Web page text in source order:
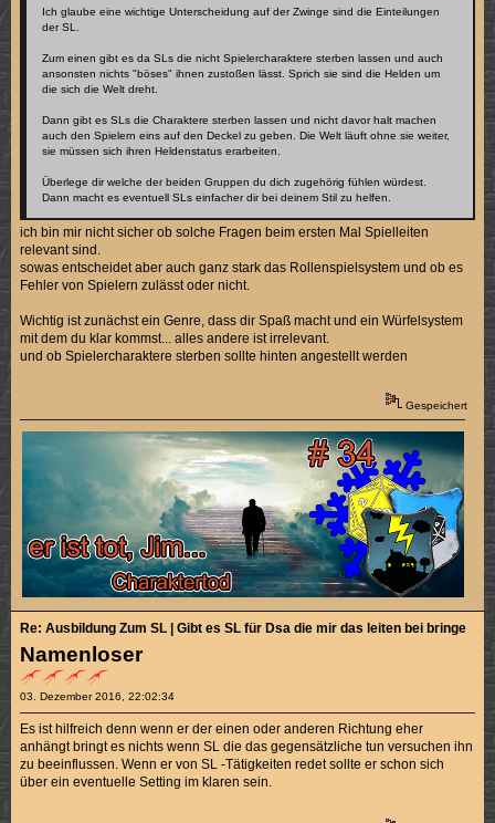
Ich glaube eine wichtige Unterscheidung auf der Zwinge sind die Einteilungen
der SL.
Zum einen gibt es da SLs die nicht Spielercharaktere sterben lassen und auch
ansonsten nichts "böses" ihnen zustoßen lässt. Sprich sie sind die Helden um
die sich die Welt dreht.
Dann gibt es SLs die Charaktere sterben lassen und nicht davor halt machen
auch den Spielern eins auf den Deckel zu geben. Die Welt läuft ohne sie weiter,
sie müssen sich ihren Heldenstatus erarbeiten.
Überlege dir welche der beiden Gruppen du dich zugehörig fühlen würdest.
Dann macht es eventuell SLs einfacher dir bei deinem Stil zu helfen.
ich bin mir nicht sicher ob solche Fragen beim ersten Mal Spielleiten
relevant sind.
sowas entscheidet aber auch ganz stark das Rollenspielsystem und ob es
Fehler von Spielern zulässt oder nicht.
Wichtig ist zunächst ein Genre, dass dir Spaß macht und ein Würfelsystem
mit dem du klar kommst... alles andere ist irrelevant.
und ob Spielercharaktere sterben sollte hinten angestellt werden
Gespeichert
Namenloser
03. Dezember 2016, 22:02:34
Re: Ausbildung Zum SL | Gibt es SL für Dsa die mir das leiten bei bringen
Es ist hilfreich denn wenn er der einen oder anderen Richtung eher
anhängt bringt es nichts wenn SL die das gegensätzliche tun versuchen ihn
zu beeinflussen. Wenn er von SL -Tätigkeiten redet sollte er schon sich
über ein eventuelle Setting im klaren sein.